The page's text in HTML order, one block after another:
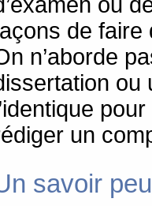
de faire
n’aborde
ou
un
savoir